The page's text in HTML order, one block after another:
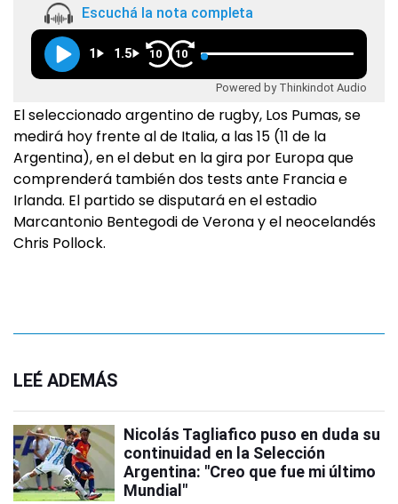
Escuchá la nota completa
1 1.5 10 10
Powered by Thinkindot Audio
El seleccionado argentino de rugby, Los Pumas, se
medirá hoy frente al de Italia, a las 15 (11 de la
Argentina), en el debut en la gira por Europa que
comprenderá también dos tests ante Francia e
Irlanda. El partido se disputará en el estadio
Marcantonio Bentegodi de Verona y el neocelandés
Chris Pollock.
LEÉ ADEMÁS
Nicolás Tagliafico puso en duda su
continuidad en la Selección
Argentina: "Creo que fue mi último
Mundial"